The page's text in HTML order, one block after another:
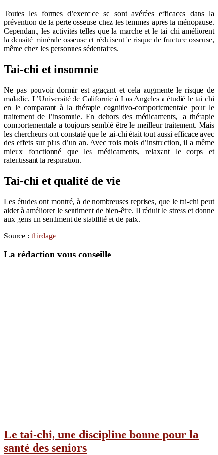
Toutes les formes d’exercice se sont avérées efficaces dans la
prévention de la perte osseuse chez les femmes après la ménopause.
Cependant, les activités telles que la marche et le tai chi améliorent
la densité minérale osseuse et réduisent le risque de fracture osseuse,
même chez les personnes sédentaires.
Tai-chi et insomnie
Ne pas pouvoir dormir est agaçant et cela augmente le risque de
maladie. L’Université de Californie à Los Angeles a étudié le tai chi
en le comparant à la thérapie cognitivo-comportementale pour le
traitement de l’insomnie. En dehors des médicaments, la thérapie
comportementale a toujours semblé être le meilleur traitement. Mais
les chercheurs ont constaté que le tai-chi était tout aussi efficace avec
des effets sur plus d’un an. Avec trois mois d’instruction, il a même
mieux fonctionné que les médicaments, relaxant le corps et
ralentissant la respiration.
Tai-chi et qualité de vie
Les études ont montré, à de nombreuses reprises, que le tai-chi peut
aider à améliorer le sentiment de bien-être. Il réduit le stress et donne
aux gens un sentiment de stabilité et de paix.
Source : thirdage
La rédaction vous conseille
Le tai-chi, une discipline bonne pour la
santé des seniors